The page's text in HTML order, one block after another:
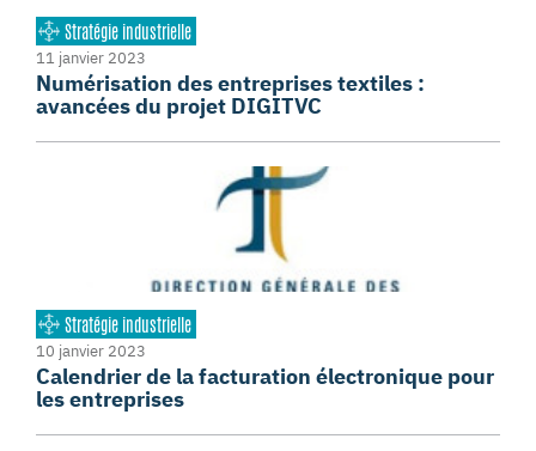
Stratégie industrielle
11 janvier 2023
Numérisation des entreprises textiles :
avancées du projet DIGITVC
Stratégie industrielle
10 janvier 2023
Calendrier de la facturation électronique pour
les entreprises